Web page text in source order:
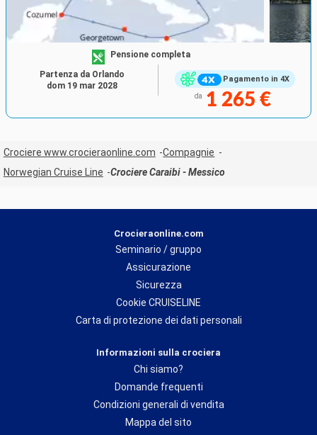
Pagamento in 4X
Pensione completa
da 1 265 €
Partenza da Orlando
dom 19 mar 2028
Crociere www.crocieraonline.com
Compagnie
Norwegian Cruise Line
Crociere Caraibi - Messico
Crocieraonline.com
Seminario / gruppo
Assicurazione
Sicurezza
Cookie CRUISELINE
Carta di protezione dei dati personali
Informazioni sulla crociera
Chi siamo?
Domande frequenti
Condizioni generali di vendita
Mappa del sito